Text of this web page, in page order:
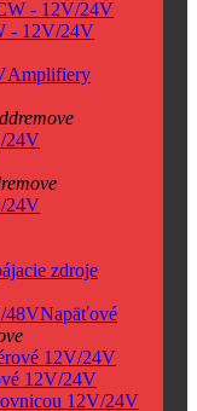
- 12V/24V
Amplifiery
remove
24V
remove
24V
zdroje
Napäťové
12V/24V